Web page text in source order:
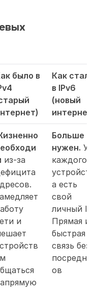
было в
Как стало
в IPv6
(новый
интернет)
из-за
и
Больше
нужен. У
каждого
устройств
а есть
свой
личный IP.
Прямая и
быстрая
связь без
ов